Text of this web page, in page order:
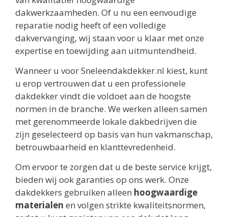
dakwerkzaamheden. Of u nu een eenvoudige
reparatie nodig heeft of een volledige
dakvervanging, wij staan voor u klaar met onze
expertise en toewijding aan uitmuntendheid.
Wanneer u voor Sneleendakdekker.nl kiest, kunt
u erop vertrouwen dat u een professionele
dakdekker vindt die voldoet aan de hoogste
normen in de branche. We werken alleen samen
met gerenommeerde lokale dakbedrijven die
zijn geselecteerd op basis van hun vakmanschap,
betrouwbaarheid en klanttevredenheid.
Om ervoor te zorgen dat u de beste service krijgt,
bieden wij ook garanties op ons werk. Onze
dakdekkers gebruiken alleen hoogwaardige
materialen en volgen strikte kwaliteitsnormen,